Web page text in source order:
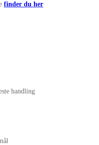
finder du her
handling